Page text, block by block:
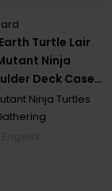
Turtle Lair
Ninja
Deck Case
(100+)
Ninja Turtles